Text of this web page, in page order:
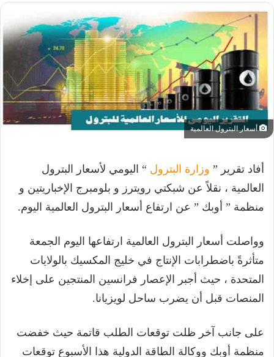
أسعار البترول العالمية
أفاد تقرير ” وزارة البترول “ اليومي لأسعار البترول
العالمية ، نقلاً عن شبكتي رويترز و بلومبرج الإخباريتين و
منظمة ” أوبك ” عن ارتفاع أسعار البترول العالمية اليوم.
وواصلت أسعار البترول العالمية ارتفاعها اليوم الجمعة
متأثرةً باضطرابات الإنتاج في خليج المكسيك بالولايات
المتحدة ، حيث أجبر الإعصار فرانسين المنتجين على إخلاء
المنصات قبل أن يضرب ساحل لويزيانا.
على جانب آخر ظلت توقعات الطلب قاتمة حيث خفضت
منظمة أوبك ووكالة الطاقة الدولية هذا الأسبوع توقعات